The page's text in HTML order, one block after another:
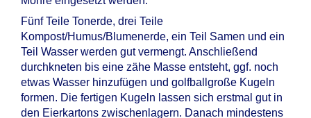
Fünf Teile Tonerde, drei Teile
Kompost/Humus/Blumenerde, ein Teil Samen und ein
Teil Wasser werden gut vermengt. Anschließend
durchkneten bis eine zähe Masse entsteht, ggf. noch
etwas Wasser hinzufügen und golfballgroße Kugeln
formen. Die fertigen Kugeln lassen sich erstmal gut in
den Eierkartons zwischenlagern. Danach mindestens